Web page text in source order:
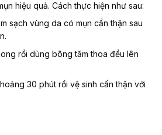
hiệu quả. Cách thực hiện như sau:
sạch vùng da có mụn cẩn thận sau
rồi dùng bông tăm thoa đều lên
30 phút rồi vệ sinh cẩn thận với